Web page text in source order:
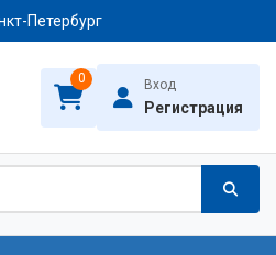
Петербург
0 Вход
Регистрация